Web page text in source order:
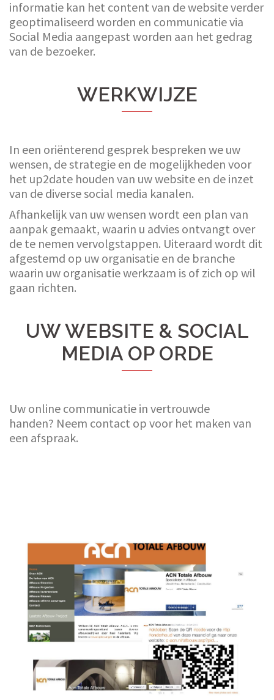
informatie kan het content van de website verder
geoptimaliseerd worden en communicatie via
Social Media aangepast worden aan het gedrag
van de bezoeker.
WERKWIJZE
In een oriënterend gesprek bespreken we uw
wensen, de strategie en de mogelijkheden voor
het up2date houden van uw website en de inzet
van de diverse social media kanalen.
Afhankelijk van uw wensen wordt een plan van
aanpak gemaakt, waarin u advies ontvangt over
de te nemen vervolgstappen. Uiteraard wordt dit
afgestemd op uw organisatie en de branche
waarin uw organisatie werkzaam is of zich op wil
gaan richten.
UW WEBSITE & SOCIAL
MEDIA OP ORDE
Uw online communicatie in vertrouwde
handen? Neem contact op voor het maken van
een afspraak.